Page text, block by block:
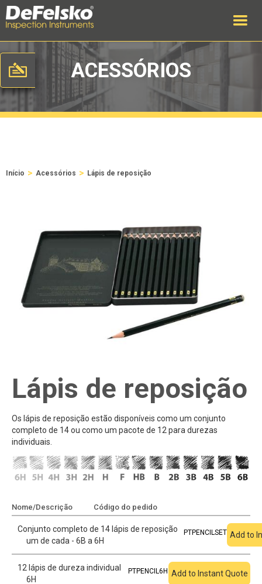
ACESSÓRIOS
Início > Acessórios > Lápis de reposição
Lápis de reposição
Os lápis de reposição estão disponíveis como um conjunto
completo de 14 ou como um pacote de 12 para durezas
individuais.
Nome/Descrição Código do pedido
Conjunto completo de 14 lápis de reposição
um de cada - 6B a 6H
PTPENCILSET Add to
12 lápis de dureza individual
6H
PTPENCIL6H Add to Instant Quote